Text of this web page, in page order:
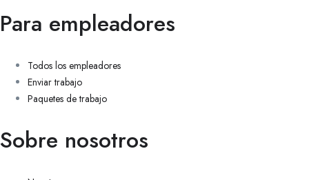
Para empleadores
Todos los empleadores
Enviar trabajo
Paquetes de trabajo
Sobre nosotros